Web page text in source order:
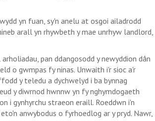
yn fuan, sy'n anelu at osgoi ailadrodd
arall yn rhywbeth y mae unrhyw landlord,
pan ddangosodd y newyddion dân
o gwmpas fy ninas. Unwaith i'r sioc a'r
y teledu a dychwelyd i ba bynnag
y diwrnod hwnnw yn fy nghymdogaeth
i gynhyrchu straeon eraill. Roeddwn i'n
anwybodus o fyrhoedlog ar y pryd. Nawr,